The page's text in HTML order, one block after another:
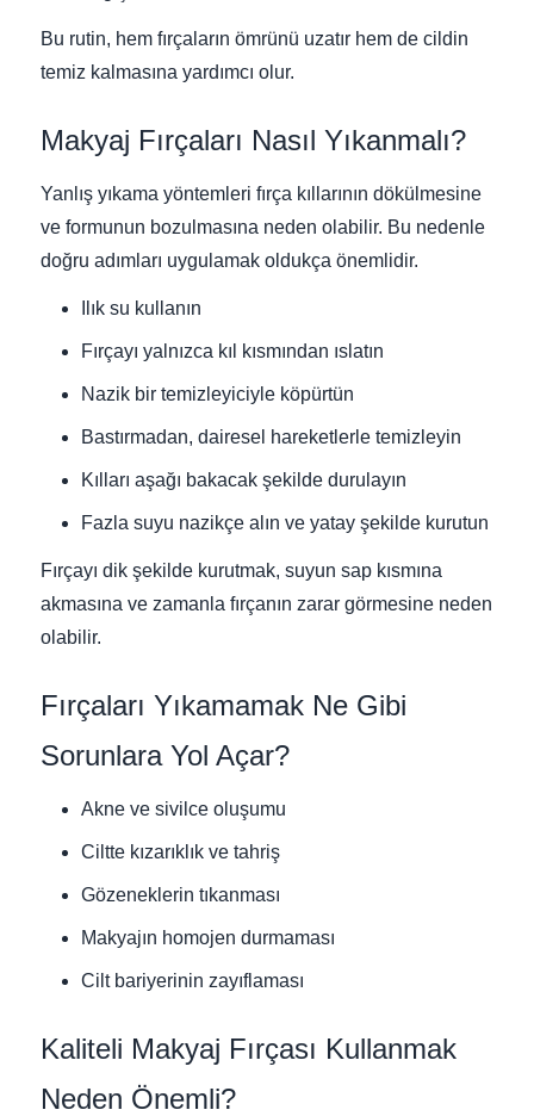
Bu rutin, hem fırçaların ömrünü uzatır hem de cildin
temiz kalmasına yardımcı olur.
Makyaj Fırçaları Nasıl Yıkanmalı?
Yanlış yıkama yöntemleri fırça kıllarının dökülmesine
ve formunun bozulmasına neden olabilir. Bu nedenle
doğru adımları uygulamak oldukça önemlidir.
Ilık su kullanın
Fırçayı yalnızca kıl kısmından ıslatın
Nazik bir temizleyiciyle köpürtün
Bastırmadan, dairesel hareketlerle temizleyin
Kılları aşağı bakacak şekilde durulayın
Fazla suyu nazikçe alın ve yatay şekilde kurutun
Fırçayı dik şekilde kurutmak, suyun sap kısmına
akmasına ve zamanla fırçanın zarar görmesine neden
olabilir.
Fırçaları Yıkamamak Ne Gibi
Sorunlara Yol Açar?
Akne ve sivilce oluşumu
Ciltte kızarıklık ve tahriş
Gözeneklerin tıkanması
Makyajın homojen durmaması
Cilt bariyerinin zayıflaması
Kaliteli Makyaj Fırçası Kullanmak
Neden Önemli?